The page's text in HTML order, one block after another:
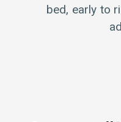
bed, early to